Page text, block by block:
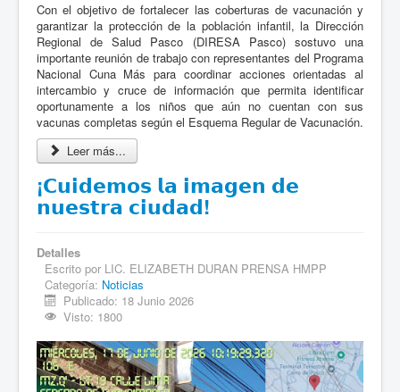
Con el objetivo de fortalecer las coberturas de vacunación y
garantizar la protección de la población infantil, la Dirección
Regional de Salud Pasco (DIRESA Pasco) sostuvo una
importante reunión de trabajo con representantes del Programa
Nacional Cuna Más para coordinar acciones orientadas al
intercambio y cruce de información que permita identificar
oportunamente a los niños que aún no cuentan con sus
vacunas completas según el Esquema Regular de Vacunación.
Leer más...
¡𝗖𝘂𝗶𝗱𝗲𝗺𝗼𝘀 𝗹𝗮 𝗶𝗺𝗮𝗴𝗲𝗻 𝗱𝗲
𝗻𝘂𝗲𝘀𝘁𝗿𝗮 𝗰𝗶𝘂𝗱𝗮𝗱!
Detalles
Escrito por LIC. ELIZABETH DURAN PRENSA HMPP
Categoría: Noticias
Publicado: 18 Junio 2026
Visto: 1800